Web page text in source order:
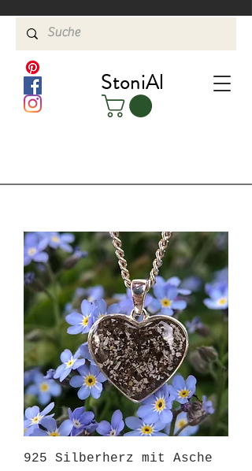
StoniAl
925 Silberherz mit Asche